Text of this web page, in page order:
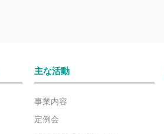
主な活動
事業内容
定例会